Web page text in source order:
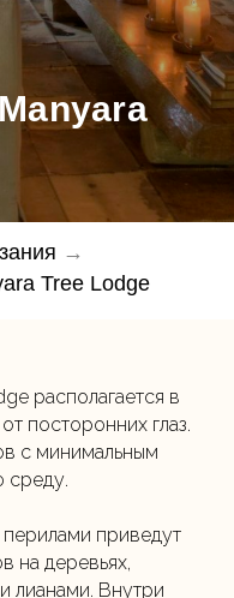
→
Tree Lodge
располагается в
посторонних глаз.
с минимальным
среду.
приведут
на деревьях,
лианами. Внутри